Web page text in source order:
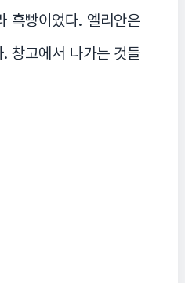
흑빵이었다. 엘리안은
창고에서 나가는 것들